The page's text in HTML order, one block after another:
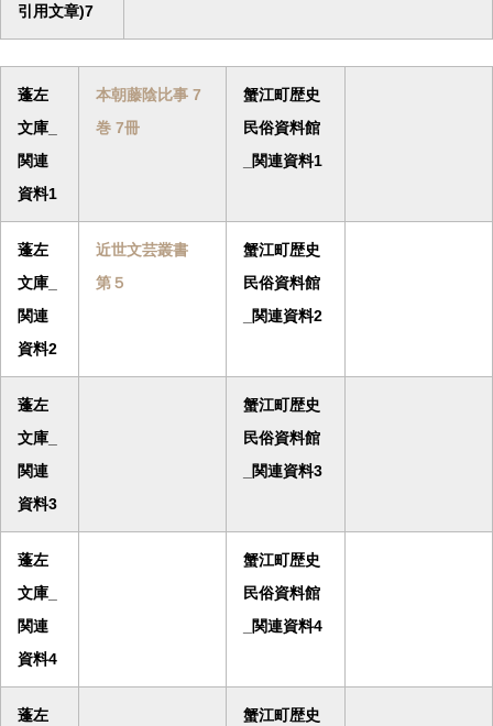
引用文章)7
蓬左
文庫_
関連
資料1
本朝藤陰比事 7
巻 7冊
蟹江町歴史
民俗資料館
_関連資料1
蓬左
文庫_
関連
資料2
近世文芸叢書
第５
蟹江町歴史
民俗資料館
_関連資料2
蓬左
文庫_
関連
資料3
蟹江町歴史
民俗資料館
_関連資料3
蓬左
文庫_
関連
資料4
蟹江町歴史
民俗資料館
_関連資料4
蓬左
蟹江町歴史